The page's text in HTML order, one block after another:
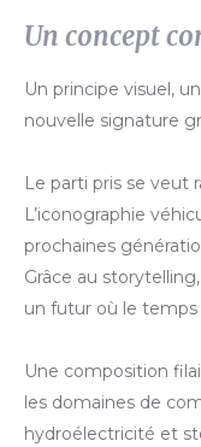
Un concept
Un principe visuel,
nouvelle signature
Le parti pris se veut
L’iconographie
prochaines
Grâce au
un futur où le temps
Une composition
les domaines de
hydroélectricité et